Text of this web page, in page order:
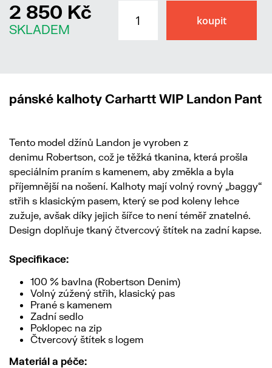
2 850 Kč
SKLADEM
pánské kalhoty Carhartt WIP Landon Pant
Tento model džínů Landon je vyroben z
denimu Robertson, což je těžká tkanina, která prošla
speciálním praním s kamenem, aby změkla a byla
příjemnější na nošení. Kalhoty mají volný rovný „baggy“
střih s klasickým pasem, který se pod koleny lehce
zužuje, avšak díky jejich šířce to není téměř znatelné.
Design doplňuje tkaný čtvercový štítek na zadní kapse.
Specifikace:
100 % bavlna (Robertson Denim)
Volný zúžený střih, klasický pas
Prané s kamenem
Zadní sedlo
Poklopec na zip
Čtvercový štítek s logem
Materiál a péče: